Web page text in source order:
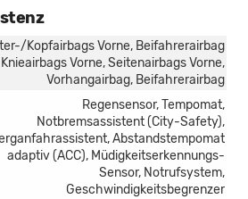
Kopfairbags Vorne, Beifahrerairbag
Vorne, Seitenairbags Vorne,
Vorhangairbag, Beifahrerairbag
Regensensor, Tempomat,
Notbremsassistent (City-Safety),
Abstandstempomat
adaptiv (ACC), Müdigkeitserkennungs-
Sensor, Notrufsystem,
Geschwindigkeitsbegrenzer